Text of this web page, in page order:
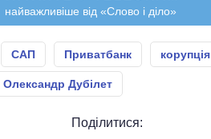
найважливіше від «Слово і діло»
САП Приватбанк корупція
Олександр Дубілет
Поділитися: